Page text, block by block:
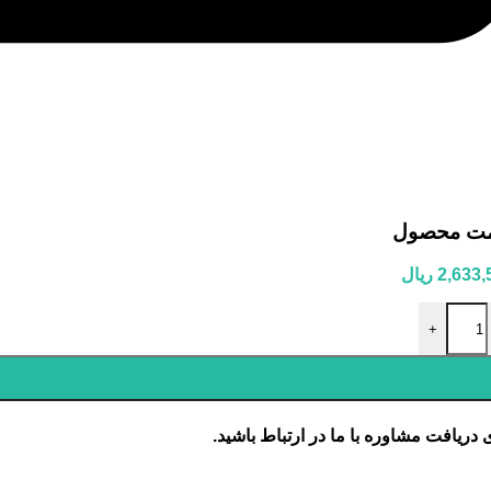
محصول
ریال
+
دریافت مشاوره با ما در ارتباط باشید.